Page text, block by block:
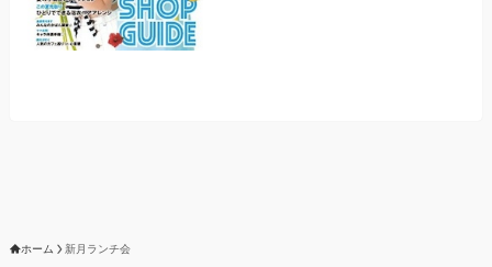
ホーム 新月ランチ会